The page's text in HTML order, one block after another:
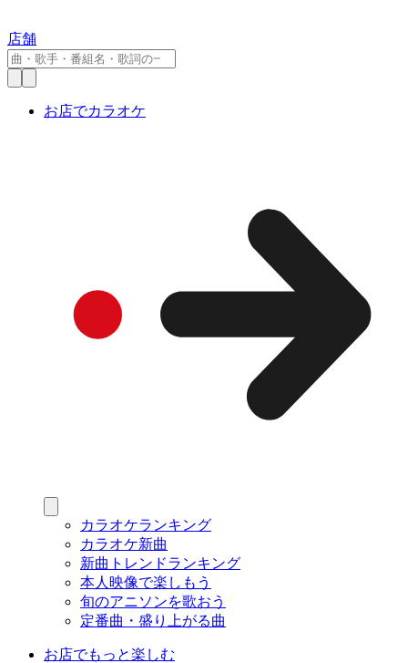
店舗
お店でカラオケ
カラオケランキング
カラオケ新曲
新曲トレンドランキング
本人映像で楽しもう
旬のアニソンを歌おう
定番曲・盛り上がる曲
お店でもっと楽しむ